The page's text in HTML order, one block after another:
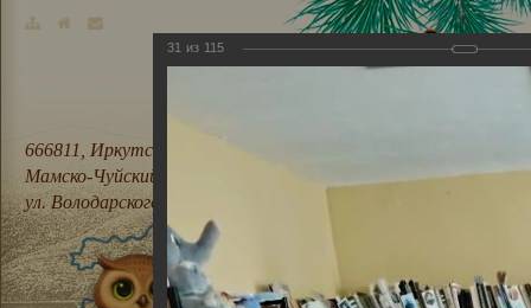
666811, Иркутская область,
Мамско-Чуйский район, п. Мама,
ул. Володарского, 21
31 из 115